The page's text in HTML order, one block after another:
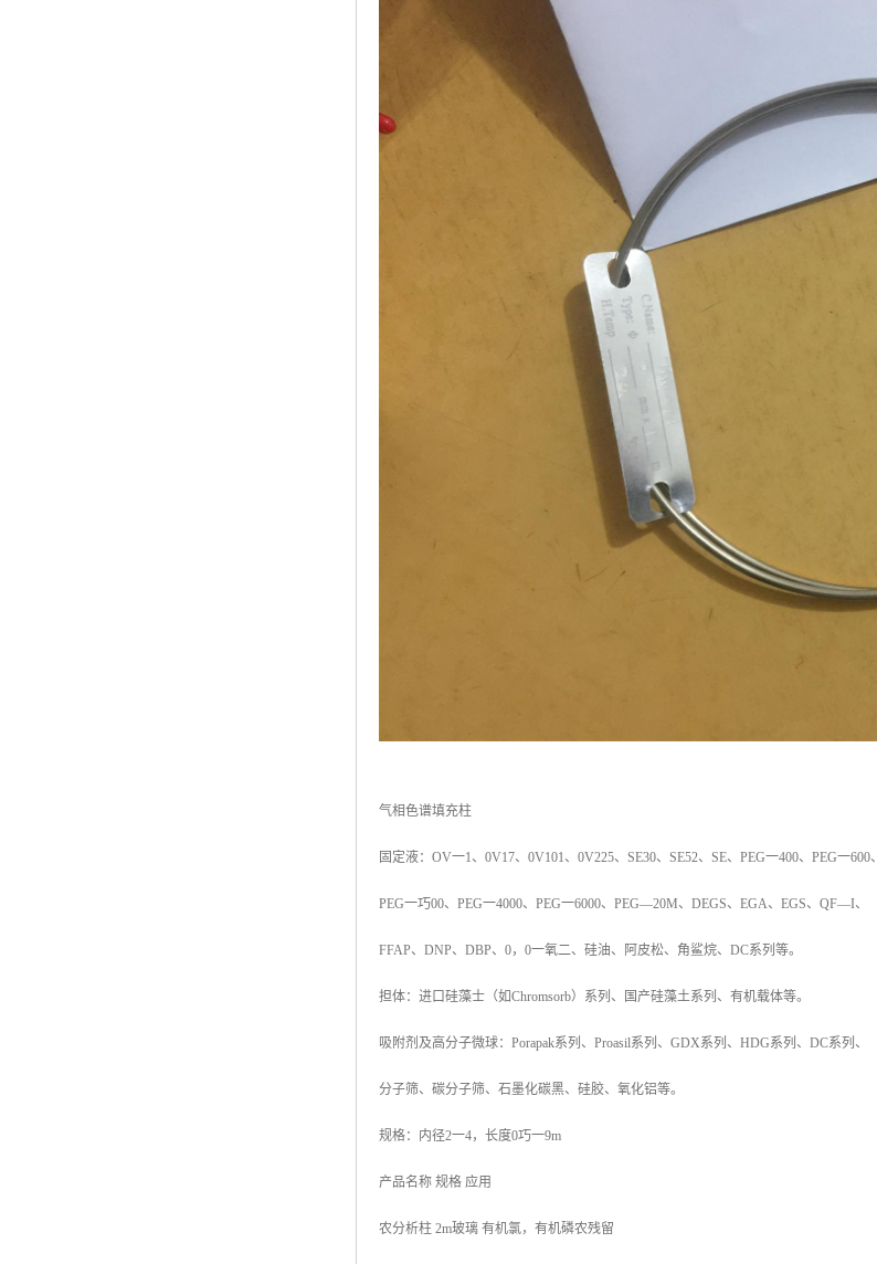
气相色谱填充柱
固定液：OV一1、0V17、0V101、0V225、SE30、SE52、SE、PEG一400、PEG一600、
PEG一巧00、PEG一4000、PEG一6000、PEG—20M、DEGS、EGA、EGS、QF—I、
FFAP、DNP、DBP、0，0一氧二、硅油、阿皮松、角鲨烷、DC系列等。
担体：进口硅藻士（如Chromsorb）系列、国产硅藻土系列、有机载体等。
吸附剂及高分子微球：Porapak系列、Proasil系列、GDX系列、HDG系列、DC系列、
分子筛、碳分子筛、石墨化碳黑、硅胶、氧化铝等。
规格：内径2一4，长度0巧一9m
产品名称 规格 应用
农分析柱 2m玻璃 有机氯，有机磷农残留